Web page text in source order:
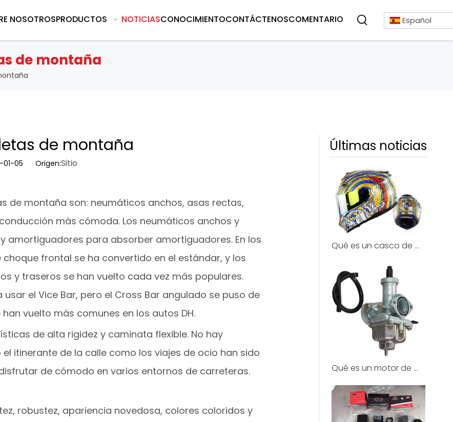
NOSOTROSPRODUCTOS NOTICIASCONOCIMIENTOCONTÁCTENOSCOMENTARIO Español
de montaña
de montaña
01-05 Origen:Sitio
de montaña son: neumáticos anchos, asas rectas,
más cómoda. Los neumáticos anchos y
amortiguadores para absorber amortiguadores. En los
frontal se ha convertido en el estándar, y los
y traseros se han vuelto cada vez más populares.
el Vice Bar, pero el Cross Bar angulado se puso de
vuelto más comunes en los autos DH.
de alta rigidez y caminata flexible. No hay
itinerante de la calle como los viajes de ocio han sido
de cómodo en varios entornos de carreteras.
robustez, apariencia novedosa, colores coloridos y
Últimas noticias
Qué es un casco de motocicleta?
Qué es un motor de motocicleta?